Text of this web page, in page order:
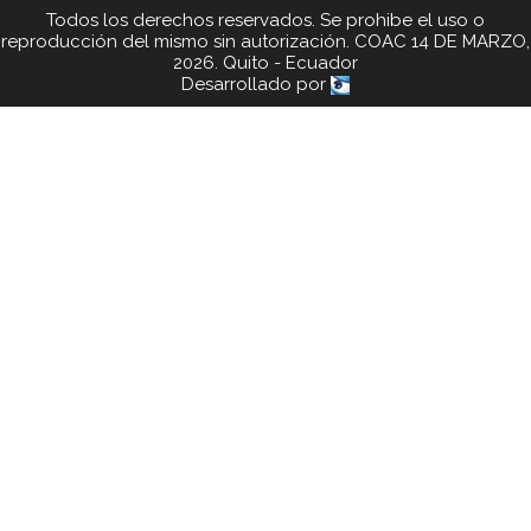
Todos los derechos reservados. Se prohibe el uso o
reproducción del mismo sin autorización. COAC 14 DE MARZO,
2026. Quito - Ecuador
Desarrollado por